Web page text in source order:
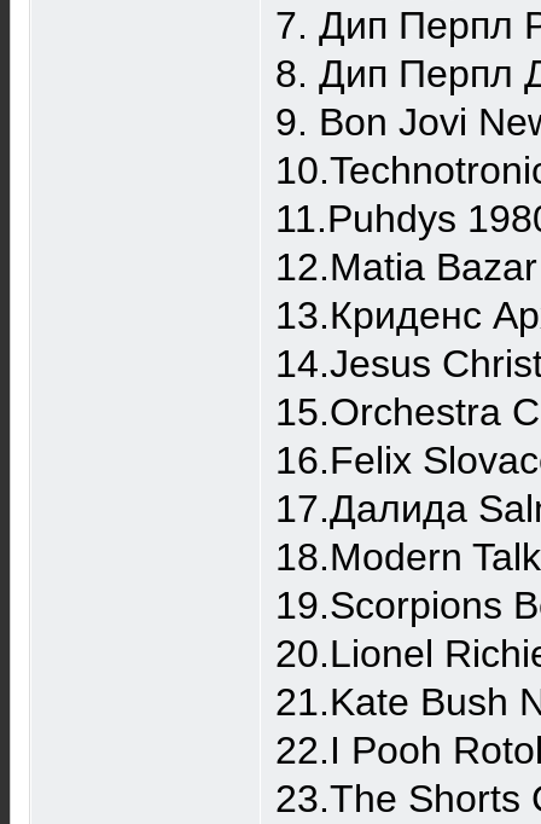
7. Дип Перпл
8. Дип Перпл
9. Bon Jovi
11.Puhdys
12.Matia
13.Криденс
14.Jesus
15.Orchestra
16.Felix
17.Далида
18.Modern
19.Scorpions
20.Lionel
21.Kate Bush
22.I Pooh
23.The Shorts